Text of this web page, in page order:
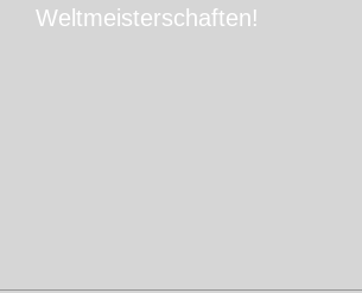
Weltmeisterschaften!